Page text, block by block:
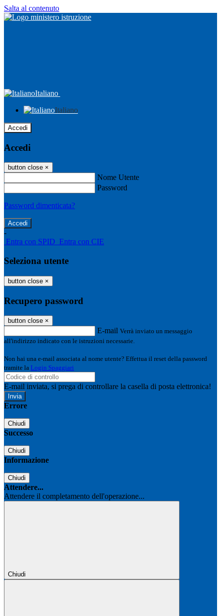
Salta al contenuto
Italiano
Italiano
Accedi
Accedi
button close ×
Nome Utente
Password
Password dimenticata?
-
Entra con SPID Entra con CIE
Seleziona utente
button close ×
Recupero password
button close ×
E-mail Verrà inviato un messaggio
all'indirizzo indicato con le istruzioni necessarie.
Non hai una e-mail associata al nome utente? Effettua il reset della password
tramite la Login Spaggiari
E-mail inviata, si prega di controllare la casella di posta elettronica!
Errore
Chiudi
Successo
Chiudi
Informazione
Chiudi
Attendere...
Attendere il completamento dell'operazione...
Chiudi